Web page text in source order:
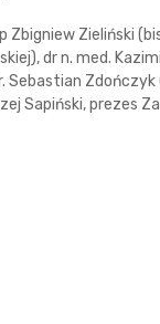
Zbigniew Zieliński
dr n. med.
Sebastian
Sapiński, prezes